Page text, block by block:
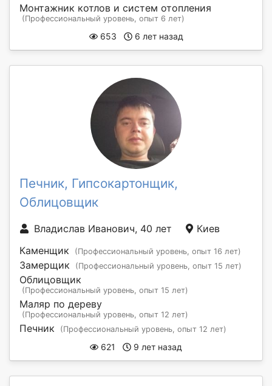
Монтажник котлов и систем отопления
(Профессиональный уровень, опыт 6 лет)
653 6 лет назад
Печник, Гипсокартонщик,
Облицовщик
Владислав Иванович, 40 лет
Киев
Каменщик
(Профессиональный уровень, опыт 16 лет)
Замерщик (Профессиональный уровень, опыт 15 лет)
Облицовщик
(Профессиональный уровень, опыт 15 лет)
Маляр по дереву
(Профессиональный уровень, опыт 12 лет)
Печник (Профессиональный уровень, опыт 12 лет)
621 9 лет назад